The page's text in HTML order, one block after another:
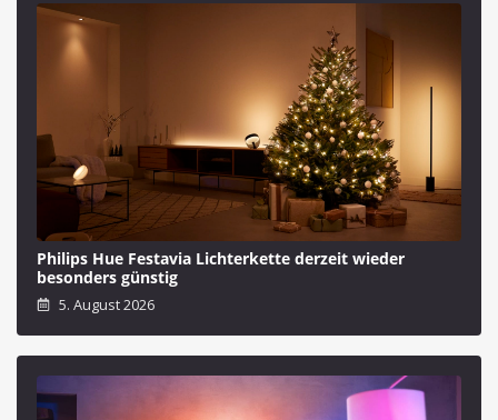
Philips Hue Festavia Lichterkette derzeit wieder
besonders günstig
5. August 2026